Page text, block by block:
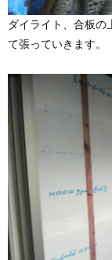
ダイライト、合板の
て張っていきます。